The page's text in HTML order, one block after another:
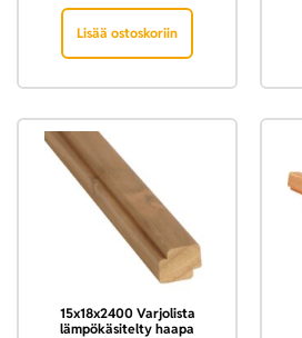
Lisää ostoskoriin
15x18x2400 Varjolista
lämpökäsitelty haapa